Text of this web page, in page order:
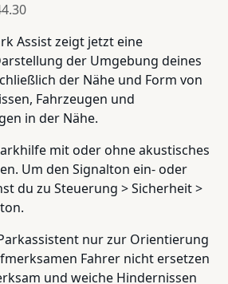
Assist zeigt jetzt eine
der Umgebung deines
der Nähe und Form von
Fahrzeugen und
in der Nähe.
mit oder ohne akustisches
Um den Signalton ein- oder
du zu Steuerung > Sicherheit >
nur zur Orientierung
Fahrer nicht ersetzen
und weiche Hindernissen